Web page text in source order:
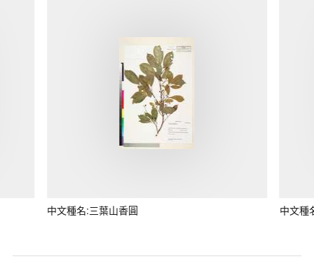
中文種名:三葉山香圓 中文種